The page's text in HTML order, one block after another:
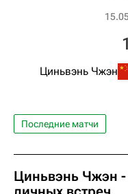
Циньвэнь Чжэн
1
Последние матчи
Циньвэнь Чжэн -